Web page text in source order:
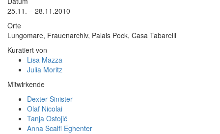
25.11. – 28.11.2010
Orte
Lungomare, Frauenarchiv, Palais Pock, Casa Tabarelli
Kuratiert von
Lisa Mazza
Julia Moritz
Mitwirkende
Dexter Sinister
Olaf Nicolai
Tanja Ostojić
Anna Scalfi Eghenter